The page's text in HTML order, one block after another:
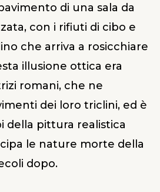
di una sala da
con i rifiuti di cibo e
che arriva a rosicchiare
illusione ottica era
romani, che ne
dei loro triclini, ed è
della pittura realistica
le nature morte della
dopo.